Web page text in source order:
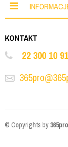
KONTAKT
22 300 10 91
© Copyrights by